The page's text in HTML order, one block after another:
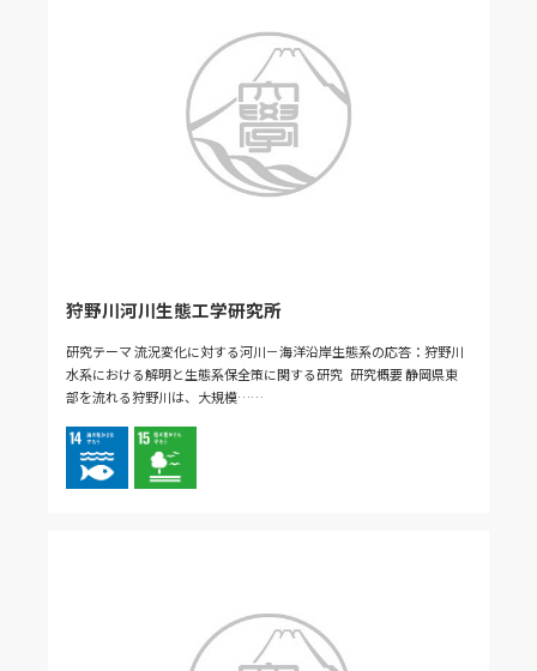
狩野川河川生態工学研究所
研究テーマ 流況変化に対する河川－海洋沿岸生態系の応答：狩野川
水系における解明と生態系保全策に関する研究 研究概要 静岡県東
部を流れる狩野川は、大規模……